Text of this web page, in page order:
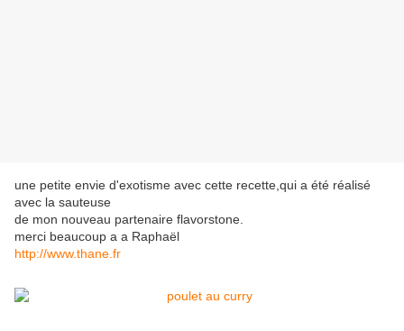
une petite envie d'exotisme avec cette recette,qui a été réalisé
avec la sauteuse
de mon nouveau partenaire flavorstone.
merci beaucoup a a Raphaël
http://www.thane.fr